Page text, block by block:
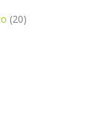
(20)